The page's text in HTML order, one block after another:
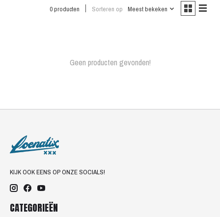
0 producten Sorteren op Meest bekeken
Geen producten gevonden!
KIJK OOK EENS OP ONZE SOCIALS!
CATEGORIEËN